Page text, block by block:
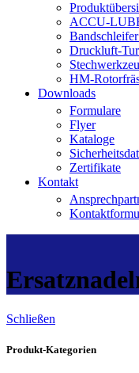
ACCU-
Druckluft-
HM-
Downloads
Formulare
Flyer
Kataloge
Zertifikate
Kontakt
Schließen
Produkt-Kategorien